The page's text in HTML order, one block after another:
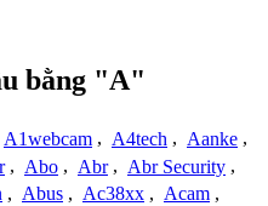
bằng "A"
A1webcam , A4tech , Aanke ,
, Abo , Abr , Abr Security ,
, Abus , Ac38xx , Acam ,